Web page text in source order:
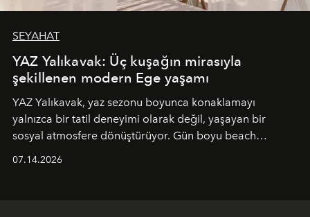
SEYAHAT
YAZ Yalıkavak: Üç kuşağın mirasıyla
şekillenen modern Ege yaşamı
YAZ Yalıkavak, yaz sezonu boyunca konaklamayı
yalnızca bir tatil deneyimi olarak değil, yaşayan bir
sosyal atmosfere dönüştürüyor. Gün boyu beach
07.14.2026